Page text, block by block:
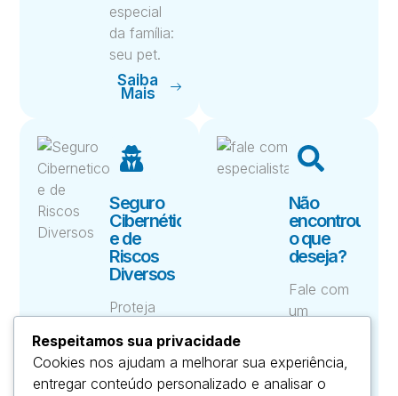
especial
da família:
seu pet.
Saiba
Mais
Seguro
Cibernético
e de
Riscos
Diversos
Proteja
empresa
contra
ataques
Não
encontrou
o que
deseja?
Fale com
um
— juntos
vamos
Respeitamos sua privacidade
Cookies nos ajudam a melhorar sua experiência,
entregar conteúdo personalizado e analisar o